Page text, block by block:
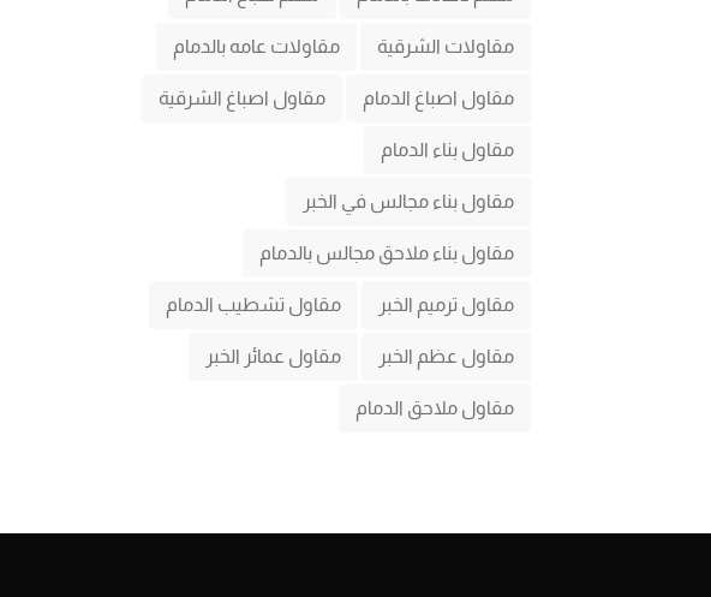
مقاولات الشرقية مقاولات عامه بالدمام
مقاول اصباغ الدمام مقاول اصباغ الشرقية
مقاول بناء الدمام
مقاول بناء مجالس في الخبر
مقاول بناء ملاحق مجالس بالدمام
مقاول ترميم الخبر مقاول تشطيب الدمام
مقاول عظم الخبر مقاول عمائر الخبر
مقاول ملاحق الدمام